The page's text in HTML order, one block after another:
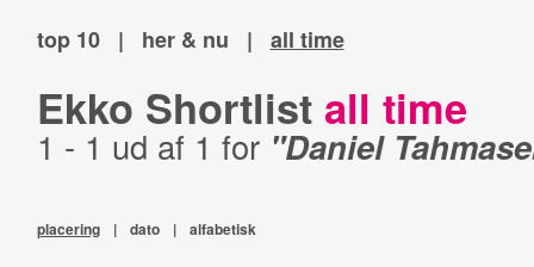
top 10 | her & nu | all time
Ekko Shortlist all time
1 - 1 ud af 1 for "Daniel
placering | dato | alfabetisk